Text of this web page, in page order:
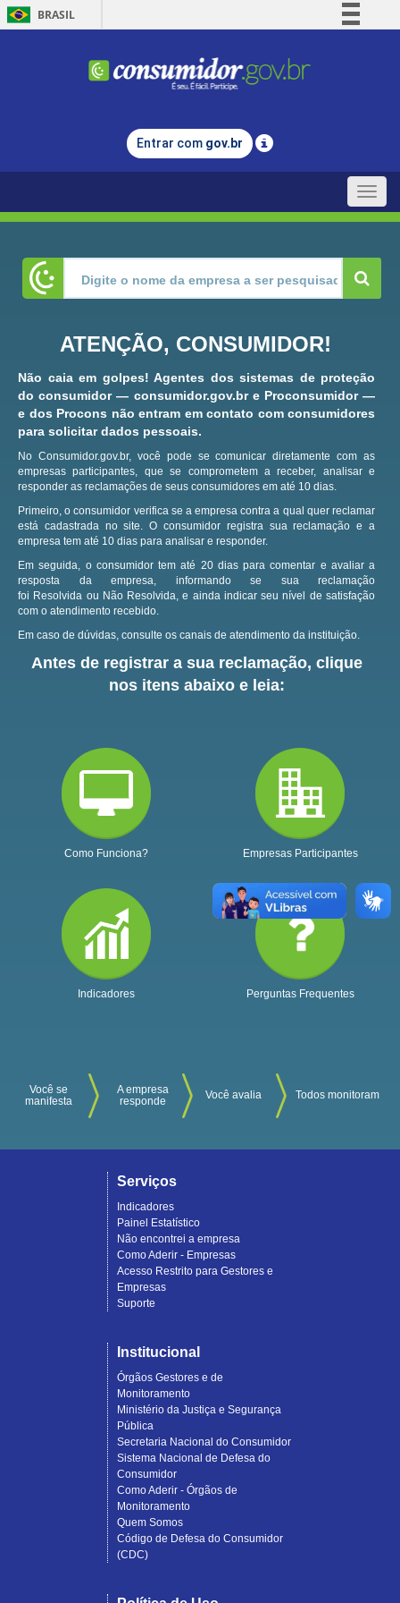
BRASIL
Comunica BR
Legislação
Entrar com gov.br
Toggle
ATENÇÃO, CONSUMIDOR!
Não caia em golpes! Agentes dos sistemas de proteção
do consumidor — consumidor.gov.br e Proconsumidor —
e dos Procons não entram em contato com consumidores
para solicitar dados pessoais.
No Consumidor.gov.br, você pode se comunicar diretamente com as
empresas participantes, que se comprometem a receber, analisar e
responder as reclamações de seus consumidores em até 10 dias.
Primeiro, o consumidor verifica se a empresa contra a qual quer reclamar
está cadastrada no site.O consumidor registra sua reclamação e a
empresa tem até 10 dias para analisar e responder.
Em seguida, o consumidor tem até 20 dias para comentar e avaliar a
resposta da empresa, informando se sua reclamação
foi Resolvida ou Não Resolvida, e ainda indicar seu nível de satisfação
com o atendimento recebido.
Em caso de dúvidas, consulte os canais de atendimento da instituição.
Antes de registrar a sua reclamação, clique
nos itens abaixo e leia:
Como Funciona? Empresas Participantes
Indicadores Perguntas Frequentes
Você se
manifesta
A empresa
responde
Você avalia Todos monitoram
Serviços
Indicadores
Painel Estatístico
Não encontrei a empresa
Como Aderir - Empresas
Acesso Restrito para Gestores e
Empresas
Suporte
Institucional
Órgãos Gestores e de
Monitoramento
Ministério da Justiça e Segurança
Pública
Secretaria Nacional do Consumidor
Sistema Nacional de Defesa do
Consumidor
Como Aderir - Órgãos de
Monitoramento
Quem Somos
Código de Defesa do Consumidor
(CDC)